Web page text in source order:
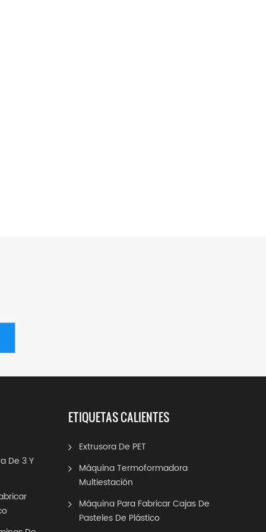
De 3 Y
ETIQUETAS CALIENTES
Extrusora De PET
Máquina Termoformadora
Multiestación
Máquina Para Fabricar Cajas De
Pasteles De Plástico